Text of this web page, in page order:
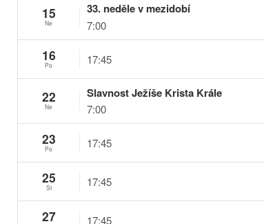
15
Ne
33. neděle v mezidobí
7:00
16
Po 17:45
22
Ne
Slavnost Ježíše Krista Krále
7:00
23
Po 17:45
25
St 17:45
27 17:45